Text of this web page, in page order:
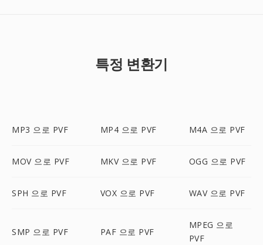
특정 변환기
MP3 으로 PVF MP4 으로 PVF M4A 으로 PVF
MOV 으로 PVF MKV 으로 PVF OGG 으로 PVF
SPH 으로 PVF VOX 으로 PVF WAV 으로 PVF
SMP 으로 PVF PAF 으로 PVF
MPEG 으로
PVF